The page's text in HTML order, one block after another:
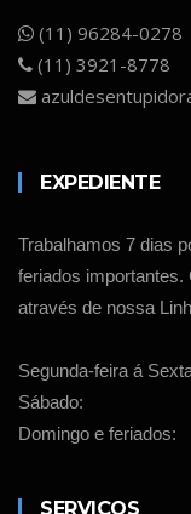
(11) 96284-0278
(11) 3921-8778
EXPEDIENTE
Trabalhamos 7 dias
feriados importantes.
através de nossa
Segunda-feira á
Sábado:
Domingo e feriados:
SERVIÇOS